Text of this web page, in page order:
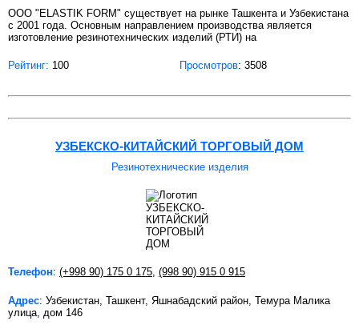
ООО "ELASTIK FORM" существует на рынке Ташкента и Узбекистана
с 2001 года. Основным направлением производства является
изготовление резинотехнических изделий (РТИ) на
Рейтинг: 100 Просмотров: 3508
УЗБЕКСКО-КИТАЙСКИЙ ТОРГОВЫЙ ДОМ
Резинотехнические изделия
Телефон: (+998 90) 175 0 175 (998 90) 915 0 915
Адрес: Узбекистан, Ташкент, Яшнабадский район, Темура Малика
улица, дом 146